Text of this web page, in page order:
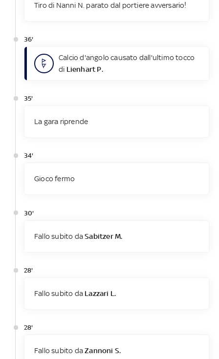
Tiro di Nanni N. parato dal portiere avversario!
36'
Calcio d'angolo causato dall'ultimo tocco
di Lienhart P.
35'
La gara riprende
34'
Gioco fermo
30'
Fallo subito daSabitzer M.
28'
Fallo subito da Lazzari L.
28'
Fallo subito daZannoni S.